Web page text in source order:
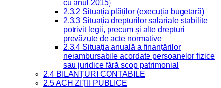
cu anul 2015)
2.3.2 Situația plăților (execuția bugetară)
2.3.3 Situația drepturilor salariale stabilite
potrivit legii, precum și alte drepturi
prevăzute de acte normative
2.3.4 Situația anuală a finanțărilor
nerambursabile acordate persoanelor fizice
sau juridice fără scop patrimonial
2.4 BILANȚURI CONTABILE
2.5 ACHIZIȚII PUBLICE